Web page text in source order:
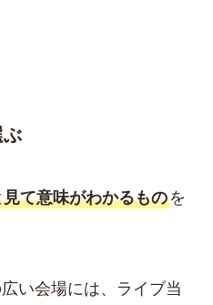
ぶ
て意味がわかるものを
い会場には、ライブ当